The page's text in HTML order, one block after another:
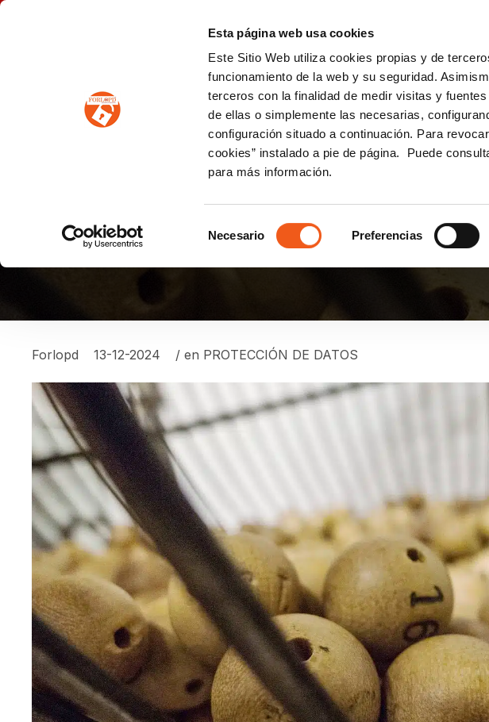
Esta página web usa cookies
Este Sitio Web utiliza cookies propias y de
funcionamiento de la web y su seguridad.
terceros con la finalidad de medir visitas y
de ellas o simplemente las necesarias,
configuración situado a continuación. Para
cookies” instalado a pie de página. Puede
para más información.
de
Necesario Preferencias
PROTECCION DE DATOS IGUALDAD
¿CÓMO COMPARTIR UN
FORMA SEGURA?
Forlopd 13-12-2024 / en PROTECCIÓN DE DATOS